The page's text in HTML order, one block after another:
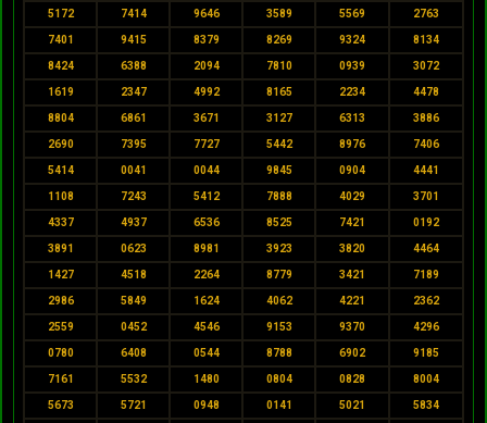
5172 7414 9646 3589 5569 2763
7401 9415 8379 8269 9324 8134
8424 6388 2094 7810 0939 3072
1619 2347 4992 8165 2234 4478
8804 6861 3671 3127 6313 3886
2690 7395 7727 5442 8976 7406
5414 0041 0044 9845 0904 4441
1108 7243 5412 7888 4029 3701
4337 4937 6536 8525 7421 0192
3891 0623 8981 3923 3820 4464
1427 4518 2264 8779 3421 7189
2986 5849 1624 4062 4221 2362
2559 0452 4546 9153 9370 4296
0780 6408 0544 8788 6902 9185
7161 5532 1480 0804 0828 8004
5673 5721 0948 0141 5021 5834